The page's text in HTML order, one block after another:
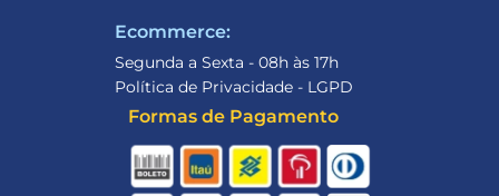
Ecommerce:
Segunda a Sexta - 08h às 17h
Política de Privacidade - LGPD
Formas de Pagamento